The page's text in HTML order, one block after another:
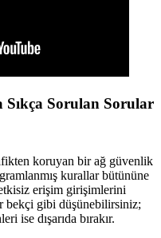
Sorulan Sorular
koruyan bir ağ güvenlik
kurallar bütününe
erişim girişimlerini
bekçi gibi düşünebilirsiniz;
ise dışarıda bırakır.